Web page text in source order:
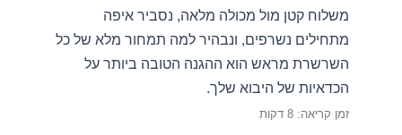
משלוח קטן מול מכולה מלאה, נסביר איפה
מתחילים נשרפים, ונבהיר למה תמחור מלא של כל
השרשרת מראש הוא ההגנה הטובה ביותר על
הכדאיות של היבוא שלך.
זמן קריאה: 8 דקות